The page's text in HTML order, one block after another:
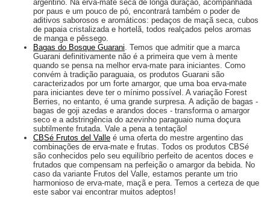
argentino. Na erva-mate seca de longa duração, acompanhada
por paus e um pouco de pó, encontrará também o poder de
aditivos saborosos e aromáticos: pedaços de maçã seca, cubos
de papaia cristalizada e hortelã, todos realçados pelos aromas
de manga e pêssego.
Bagas do Bosque Guarani . Temos que admitir que a marca
Guarani definitivamente não é a primeira que vem à mente
quando se pensa na melhor erva-mate para iniciantes. Como
convém à tradição paraguaia, os produtos Guarani são
caracterizados por um forte amargor, que uma boa erva-mate
para iniciantes deve ter o mínimo possível. A variação Forest
Berries, no entanto, é uma grande surpresa. A adição de bagas -
bagas de goji azedas e arandos doces - transforma o amargor
seco e a adstringência do azevinho paraguaio numa doçura
subtilmente frutada. Vale a pena a tentação!
CBSé Frutos del Valle é uma oferta do mestre argentino das
combinações de erva-mate e frutas. Todos os produtos CBSé
são conhecidos pelo seu equilíbrio perfeito de acentos doces e
frutados que compensam na perfeição o amargor da bebida. No
caso da variante Frutos del Valle, estamos perante um trio
harmonioso de erva-mate, maçã e pera. Temos a certeza de que
este sabor vai encontrar muitos adeptos!